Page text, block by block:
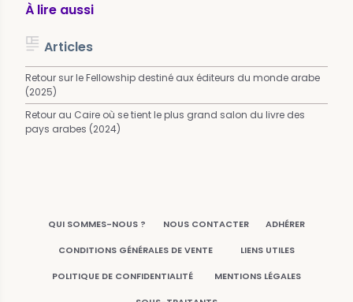
À lire aussi
Articles
Retour sur le Fellowship destiné aux éditeurs du monde arabe
(2025)
Retour au Caire où se tient le plus grand salon du livre des
pays arabes (2024)
QUI SOMMES-NOUS ? NOUS CONTACTER ADHÉRER
CONDITIONS GÉNÉRALES DE VENTE LIENS UTILES
POLITIQUE DE CONFIDENTIALITÉ MENTIONS LÉGALES